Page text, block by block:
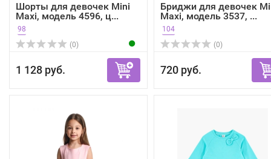
Шорты для девочек Mini
Maxi, модель 4596, ц...
98
(0)
1 128 руб.
Бриджи для девочек
Maxi, модель 3537, ...
104
(0)
720 руб.